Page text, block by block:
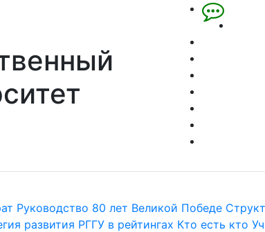
Руководство 80 лет Великой Победе
развития РГГУ в рейтингах Кто есть кто